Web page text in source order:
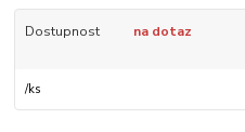
Dostupnost na dotaz
/ks